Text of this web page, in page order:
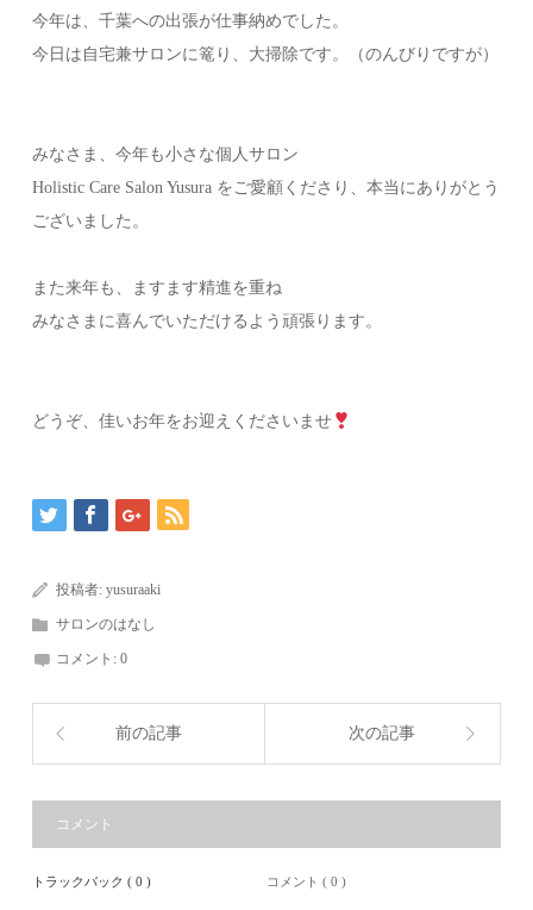
今年は、千葉への出張が仕事納めでした。
今日は自宅兼サロンに篭り、大掃除です。（のんびりですが）
みなさま、今年も小さな個人サロン
Holistic Care Salon Yusura をご愛顧くださり、本当にありがとう
ございました。
また来年も、ますます精進を重ね
みなさまに喜んでいただけるよう頑張ります。
どうぞ、佳いお年をお迎えくださいませ
投稿者:yusuraaki
サロンのはなし
コメント:0
前の記事 次の記事
コメント
トラックバック ( 0 ) コメント ( 0 )